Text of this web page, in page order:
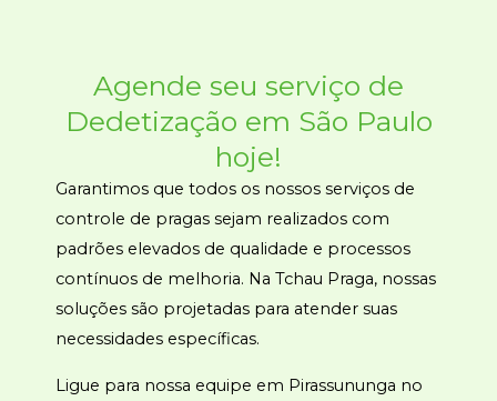
Agende seu serviço de
Dedetização em São Paulo
hoje!
Garantimos que todos os nossos serviços de
controle de pragas sejam realizados com
padrões elevados de qualidade e processos
contínuos de melhoria. Na Tchau Praga, nossas
soluções são projetadas para atender suas
necessidades específicas.
Ligue para nossa equipe em Pirassununga no